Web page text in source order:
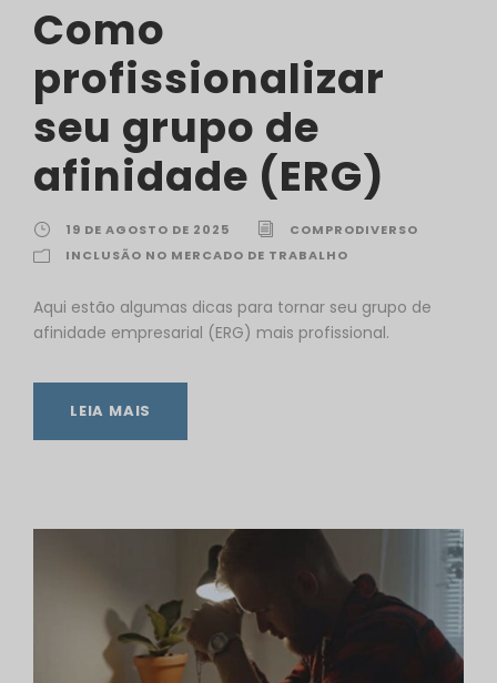
Como
profissionalizar
seu grupo de
afinidade (ERG)
19 DE AGOSTO DE 2025
COMPRODIVERSO
INCLUSÃO NO MERCADO DE TRABALHO
Aqui estão algumas dicas para tornar seu grupo de
afinidade empresarial (ERG) mais profissional.
LEIA MAIS